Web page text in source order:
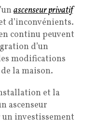
ascenseur privatif
d’inconvénients.
continu peuvent
d’un
modifications
la maison.
et la
ascenseur
investissement